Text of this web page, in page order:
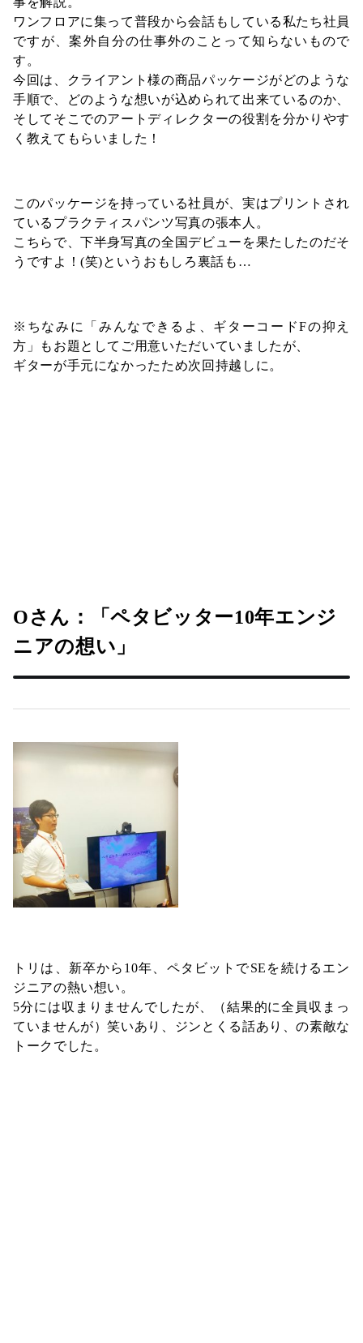
ワンフロアに集って普段から会話もしている私たち社員
ですが、案外自分の仕事外のことって知らないもので
す。
今回は、クライアント様の商品パッケージがどのような
手順で、どのような想いが込められて出来ているのか、
そしてそこでのアートディレクターの役割を分かりやす
く教えてもらいました！
このパッケージを持っている社員が、実はプリントされ
ているプラクティスパンツ写真の張本人。
こちらで、下半身写真の全国デビューを果たしたのだそ
うですよ！(笑)というおもしろ裏話も…
※ちなみに「みんなできるよ、ギターコードFの抑え
方」もお題としてご用意いただいていましたが、
ギターが手元になかったため次回持越しに。
Oさん：「ペタビッター10年エンジ
ニアの想い」
トリは、新卒から10年、ペタビットでSEを続けるエン
ジニアの熱い想い。
5分には収まりませんでしたが、（結果的に全員収まっ
ていませんが）笑いあり、ジンとくる話あり、の素敵な
トークでした。